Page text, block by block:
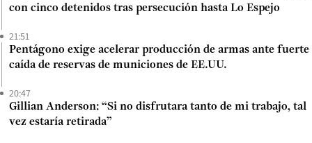
con cinco detenidos tras persecución hasta Lo Espejo
21:51
Pentágono exige acelerar producción de armas ante fuerte
caída de reservas de municiones de EE.UU.
20:47
Gillian Anderson: “Si no disfrutara tanto de mi trabajo, tal
vez estaría retirada”